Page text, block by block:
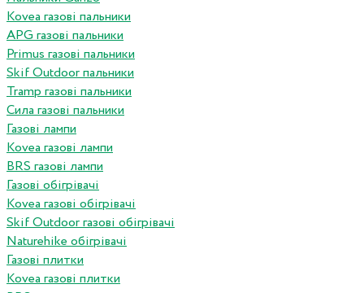
Kovea газові пальники
APG газові пальники
Primus газові пальники
Skif Outdoor пальники
Tramp газові пальники
Сила газові пальники
Газові лампи
Kovea газові лампи
BRS газові лампи
Газові обігрівачі
Kovea газові обігрівачі
Skif Outdoor газові обігрівачі
Naturehike обігрівачі
Газові плитки
Kovea газові плитки